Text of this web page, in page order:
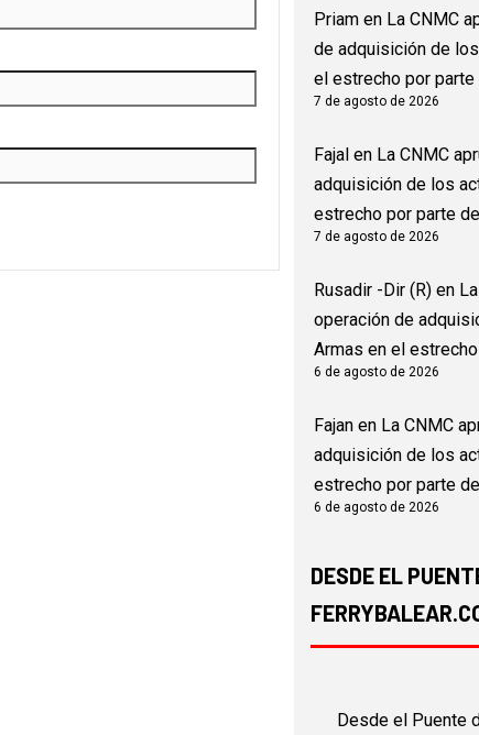
Priamen La CNMC
de adquisición de
el estrecho por parte
7 de agosto de 2026
Fajalen La CNMC
adquisición de los
estrecho por parte
7 de agosto de 2026
Rusadir -Dir (R)en
operación de
Armas en el
6 de agosto de 2026
Fajanen La CNMC
adquisición de los
estrecho por parte
6 de agosto de 2026
DESDE EL
Desde el Puente